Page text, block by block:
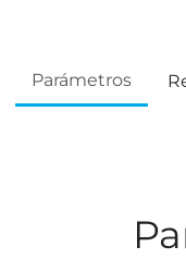
Parámetros